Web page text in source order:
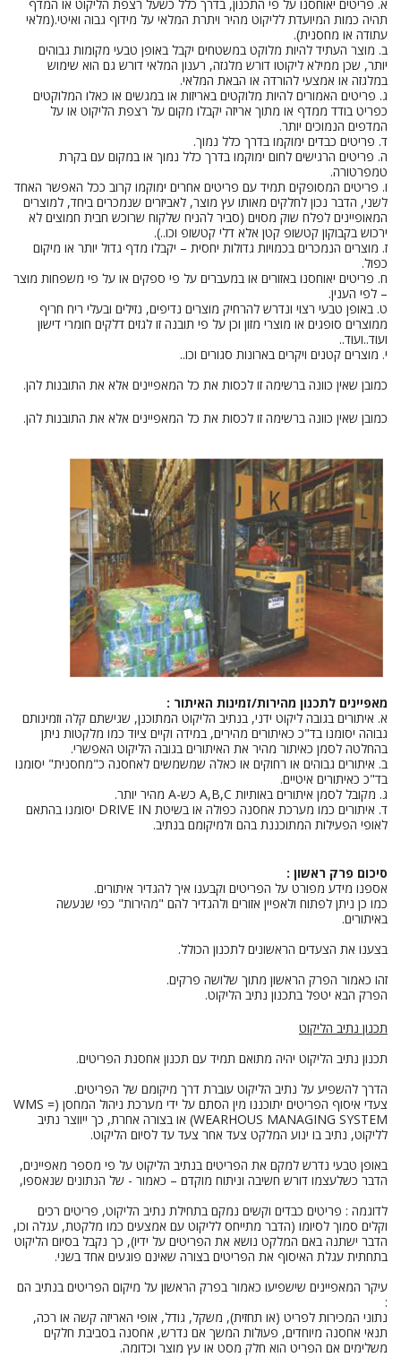
א. פריטים יאוחסנו על פי התכנון, בדרך כלל כשעל רצפת הליקוט או המדף
תהיה כמות המיועדת לליקוט מהיר ויתרת המלאי על מידוף גבוה ואיטי.(מלאי
עתודה או מחסנית).
ב. מוצר העתיד להיות מלוקט במשטחים יקבל באופן טבעי מקומות גבוהים
יותר, שכן ממילא ליקוטו דורש מלגזה, רענון המלאי דורש גם הוא שימוש
במלגזה או אמצעי להורדה או הבאת המלאי.
ג. פריטים האמורים להיות מלוקטים באריזות או במגשים או כאלו המלוקטים
כפריט בודד ממדף או מתוך אריזה יקבלו מקום על רצפת הליקוט או על
המדפים הנמוכים יותר.
ד. פריטים כבדים ימוקמו בדרך כלל נמוך.
ה. פריטים הרגישים לחום ימוקמו בדרך כלל נמוך או במקום עם בקרת
טמפרטורה.
ו. פריטים המסופקים תמיד עם פריטים אחרים ימוקמו קרוב ככל האפשר האחד
לשני, הדבר נכון לחלקים מאותו עץ מוצר, לאביזרים שנמכרים ביחד, למוצרים
המאופיינים לפלח שוק מסוים (סביר להניח שלקוח שרוכש חבית חמוצים לא
ירכוש בקבוקון קטשופ קטן אלא דלי קטשופ וכו..).
ז. מוצרים הנמכרים בכמויות גדולות יחסית – יקבלו מדף גדול יותר או מיקום
כפול.
ח. פריטים יאוחסנו באזורים או במעברים על פי ספקים או על פי משפחות מוצר
– לפי הענין.
ט. באופן טבעי רצוי ונדרש להרחיק מוצרים נדיפים, נזילים ובעלי ריח חריף
ממוצרים סופגים או מוצרי מזון וכן על פי תובנה זו לגזים דלקים חומרי דישון
ועוד..ועוד..
י. מוצרים קטנים ויקרים בארונות סגורים וכו..
כמובן שאין כוונה ברשימה זו לכסות את כל המאפיינים אלא את התובנות להן.
כמובן שאין כוונה ברשימה זו לכסות את כל המאפיינים אלא את התובנות להן.
מאפיינים לתכנון מהירות/זמינות האיתור :
א. איתורים בגובה ליקוט ידני, בנתיב הליקוט המתוכנן, שגישתם קלה וזמינותם
גבוהה יסומנו בד"כ כאיתורים מהירים, במידה וקיים ציוד כמו מלקטות ניתן
בהחלטה לסמן כאיתור מהיר את האיתורים בגובה הליקוט האפשרי.
ב. איתורים גבוהים או רחוקים או כאלה שמשמשים לאחסנה כ"מחסנית" יסומנו
בד"כ כאיתורים איטיים.
ג. מקובל לסמן איתורים באותיות A,B,C כש-A מהיר יותר.
ד. איתורים כמו מערכת אחסנה כפולה או בשיטת DRIVE IN יסומנו בהתאם
לאופי הפעילות המתוכננת בהם ולמיקומם בנתיב.
סיכום פרק ראשון :
אספנו מידע מפורט על הפריטים וקבענו איך להגדיר איתורים.
כמו כן ניתן לפתוח ולאפיין אזורים ולהגדיר להם "מהירות" כפי שנעשה
באיתורים.
בצענו את הצעדים הראשונים לתכנון הכולל.
זהו כאמור הפרק הראשון מתוך שלושה פרקים.
הפרק הבא יטפל בתכנון נתיב הליקוט.
תכנון נתיב הליקוט
תכנון נתיב הליקוט יהיה מתואם תמיד עם תכנון אחסנת הפריטים.
הדרך להשפיע על נתיב הליקוט עוברת דרך מיקומם של הפריטים.
צעדי איסוף הפריטים יתוכננו מין הסתם על ידי מערכת ניהול המחסן (WMS =
WEARHOUS MANAGING SYSTEM) או בצורה אחרת, כך ייווצר נתיב
לליקוט, נתיב בו ינוע המלקט צעד אחר צעד עד לסיום הליקוט.
באופן טבעי נדרש למקם את הפריטים בנתיב הליקוט על פי מספר מאפיינים,
הדבר כשלעצמו דורש חשיבה וניתוח מוקדם – כאמור - של הנתונים שנאספו,
לדוגמה : פריטים כבדים וקשים נמקם בתחילת נתיב הליקוט, פריטים רכים
וקלים סמוך לסיומו (הדבר מתייחס לליקוט עם אמצעים כמו מלקטת, עגלה וכו,
הדבר ישתנה באם המלקט נושא את הפריטים על ידיו), כך נקבל בסיום הליקוט
בתחתית עגלת האיסוף את הפריטים בצורה שאינם פוגעים אחד בשני.
עיקר המאפיינים שישפיעו כאמור בפרק הראשון על מיקום הפריטים בנתיב הם
:
נתוני המכירות לפריט (או תחזית), משקל, גודל, אופי האריזה קשה או רכה,
תנאי אחסנה מיוחדים, פעולות המשך אם נדרש, אחסנה בסביבת חלקים
משלימים אם הפריט הוא חלק מסט או עץ מוצר וכדומה.